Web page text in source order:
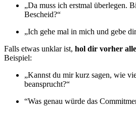
„Da muss ich erstmal überlegen.
Bescheid?“
„Ich gehe mal in mich und gebe
Falls etwas unklar ist, hol dir vorher
Beispiel:
„Kannst du mir kurz sagen, wie
beansprucht?“
“Was genau würde das